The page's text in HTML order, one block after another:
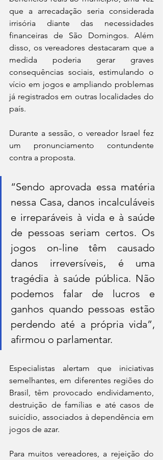
que a arrecadação seria considerada
irrisória diante das necessidades
financeiras de São Domingos. Além
disso, os vereadores destacaram que a
medida poderia gerar graves
consequências sociais, estimulando o
vício em jogos e ampliando problemas
já registrados em outras localidades do
país.
Durante a sessão, o vereador Israel fez
um pronunciamento contundente
contra a proposta.
“Sendo aprovada essa matéria
nessa Casa, danos incalculáveis
e irreparáveis à vida e à saúde
de pessoas seriam certos. Os
jogos on-line têm causado
danos irreversíveis, é uma
tragédia à saúde pública. Não
podemos falar de lucros e
ganhos quando pessoas estão
perdendo até a própria vida”,
afirmou o parlamentar.
Especialistas alertam que iniciativas
semelhantes, em diferentes regiões do
Brasil, têm provocado endividamento,
destruição de famílias e até casos de
suicídio, associados à dependência em
jogos de azar.
Para muitos vereadores, a rejeição do